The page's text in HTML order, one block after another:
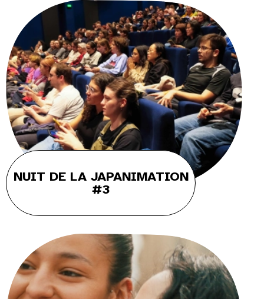
NUIT DE LA JAPANIMATION
#3